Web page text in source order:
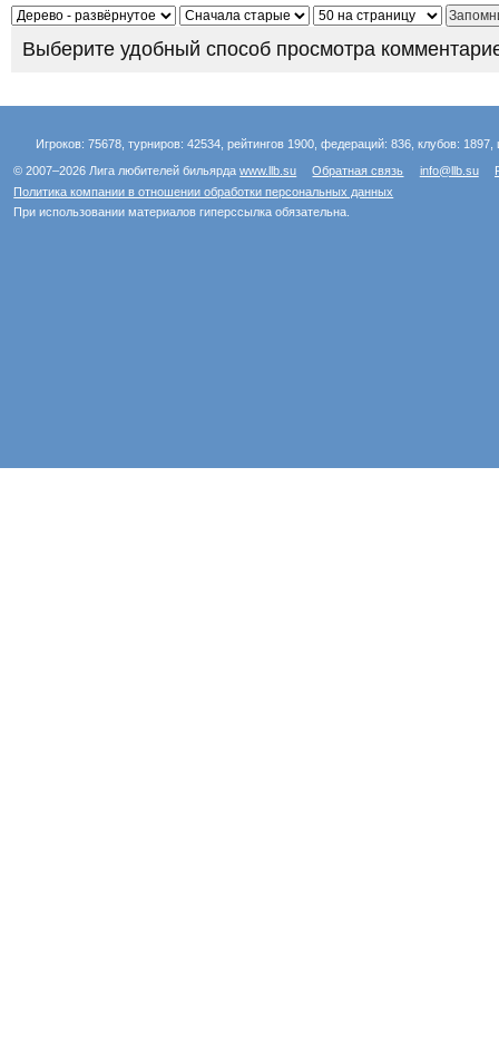
Выберите удобный способ просмотра
Игроков: 75678, турниров: 42534, рейтингов 1900, федераций: 836, клубов:
© 2007–2026 Лига любителей бильярдаwww.llb.su Обратная связь info@llb.su
Политика компании в отношении обработки персональных данных
При использовании материалов гиперссылка обязательна.